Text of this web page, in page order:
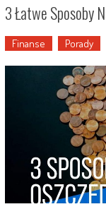
3 Łatwe Sposoby
Finanse Porady